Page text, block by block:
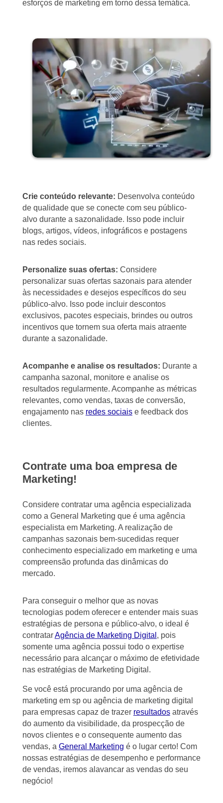
esforços de marketing em torno dessa temática.
Crie conteúdo relevante: Desenvolva conteúdo
de qualidade que se conecte com seu público-
alvo durante a sazonalidade. Isso pode incluir
blogs, artigos, vídeos, infográficos e postagens
nas redes sociais.
Personalize suas ofertas: Considere
personalizar suas ofertas sazonais para atender
às necessidades e desejos específicos do seu
público-alvo. Isso pode incluir descontos
exclusivos, pacotes especiais, brindes ou outros
incentivos que tornem sua oferta mais atraente
durante a sazonalidade.
Acompanhe e analise os resultados: Durante a
campanha sazonal, monitore e analise os
resultados regularmente. Acompanhe as métricas
relevantes, como vendas, taxas de conversão,
engajamento nas redes sociaise feedback dos
clientes.
Contrate uma boa empresa de
Marketing!
Considere contratar uma agência especializada
como a General Marketing que é uma agência
especialista em Marketing. A realização de
campanhas sazonais bem-sucedidas requer
conhecimento especializado em marketing e uma
compreensão profunda das dinâmicas do
mercado.
Para conseguir o melhor que as novas
tecnologias podem oferecer e entender mais suas
estratégias de persona e público-alvo, o ideal é
contratarAgência de Marketing Digital , pois
somente uma agência possui todo o expertise
necessário para alcançar o máximo de efetividade
nas estratégias de Marketing Digital.
Se você está procurando por uma agência de
marketing em sp ou agência de marketing digital
para empresas capaz de trazer resultadosatravés
do aumento da visibilidade, da prospecção de
novos clientes e o consequente aumento das
vendas, a General Marketing é o lugar certo! Com
nossas estratégias de desempenho e performance
de vendas, iremos alavancar as vendas do seu
negócio!